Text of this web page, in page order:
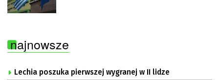
najnowsze
Lechia poszuka pierwszej wygranej w II lidze